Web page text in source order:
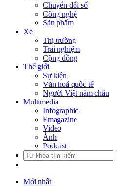
Chuyển đổi số
Công nghệ
Sản phẩm
Xe
Thị trường
Trải nghiệm
Cộng đồng
Thế giới
Sự kiện
Văn hoá quốc tế
Người Việt năm châu
Multimedia
Infographic
Emagazine
Video
Ảnh
Podcast
Mới nhất